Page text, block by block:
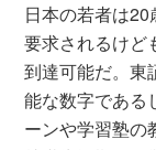
日本の若者は
要求されるけど
到達可能だ。東
能な数字である
ーンや学習塾の